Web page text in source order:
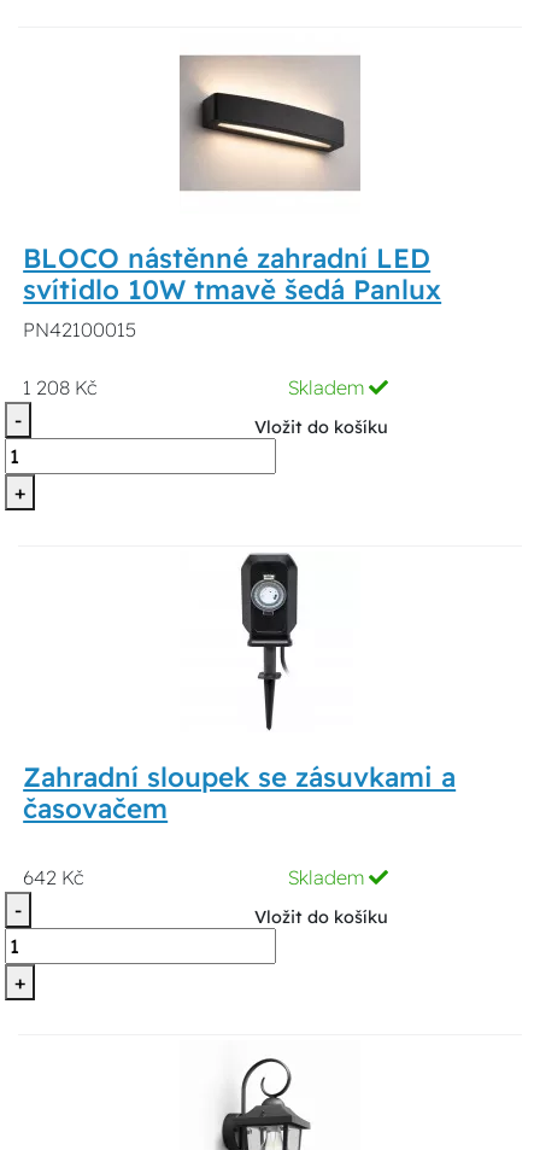
BLOCO nástěnné zahradní LED
svítidlo 10W tmavě šedá Panlux
PN42100015
1 208 Kč
Skladem
-
+
Vložit do košíku
Zahradní sloupek se zásuvkami a
časovačem
642 Kč
Skladem
-
+
Vložit do košíku